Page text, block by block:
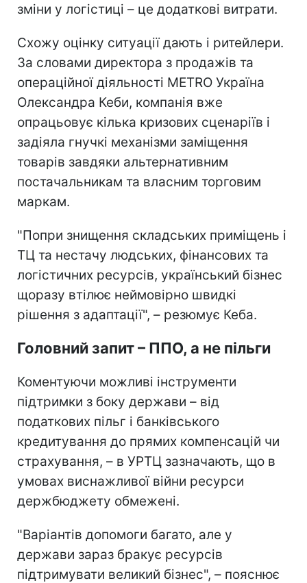
зміни у логістиці – це додаткові витрати.
Схожу оцінку ситуації дають і ритейлери.
За словами директора з продажів та
операційної діяльності METRO Україна
Олександра Кеби, компанія вже
опрацьовує кілька кризових сценаріїв і
задіяла гнучкі механізми заміщення
товарів завдяки альтернативним
постачальникам та власним торговим
маркам.
"Попри знищення складських приміщень і
ТЦ та нестачу людських, фінансових та
логістичних ресурсів, український бізнес
щоразу втілює неймовірно швидкі
рішення з адаптації", – резюмує Кеба.
Головний запит – ППО, а не пільги
Коментуючи можливі інструменти
підтримки з боку держави – від
податкових пільг і банківського
кредитування до прямих компенсацій чи
страхування, – в УРТЦ зазначають, що в
умовах виснажливої війни ресурси
держбюджету обмежені.
"Варіантів допомоги багато, але у
держави зараз бракує ресурсів
підтримувати великий бізнес", – пояснює